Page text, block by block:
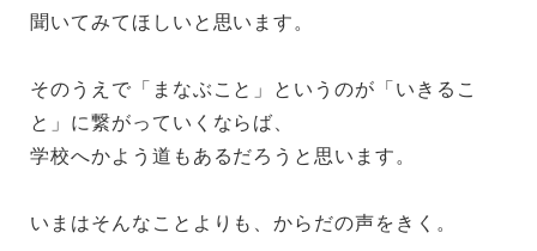
聞いてみてほしいと思います。
そのうえで「まなぶこと」というのが「いきるこ
と」に繋がっていくならば、
学校へかよう道もあるだろうと思います。
いまはそんなことよりも、からだの声をきく。